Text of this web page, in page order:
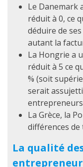
Le Danemark
réduit à 0, ce
déduire de
autant la
La Hongrie a
réduit à 5 ce
% (soit
serait
La Grèce, la
différences de
La qualité